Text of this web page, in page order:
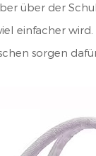
über der
einfacher
sorgen